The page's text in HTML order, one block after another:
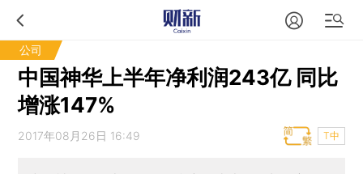
公司
中国神华上半年净利润243亿 同比
增涨147%
2017年08月26日 16:49 T中